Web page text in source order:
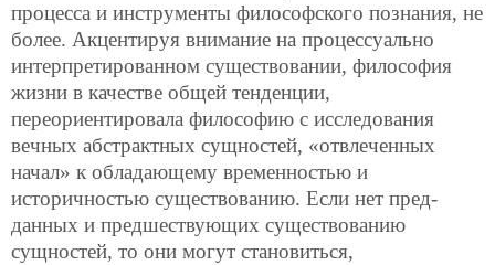
процесса и инструменты философского познания, не
более. Акцентируя внимание на процессуально
интерпретированном существовании, философия
жизни в качестве общей тенденции,
переориентировала философию с исследования
вечных абстрактных сущностей, «отвлеченных
начал» к обладающему временностью и
историчностью существованию. Если нет пред-
данных и предшествующих существованию
сущностей, то они могут становиться,